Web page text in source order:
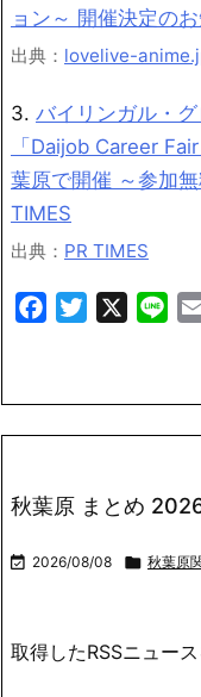
ョン～ 開催決定の
出典： lovelive-
3. バイリンガル・
「Daijob Career
葉原で開催 ～参加
TIMES
出典： PR TIMES
FacebookTwitter
秋葉原 まとめ
 2026/08/08  秋葉原
取得したRSSニュー